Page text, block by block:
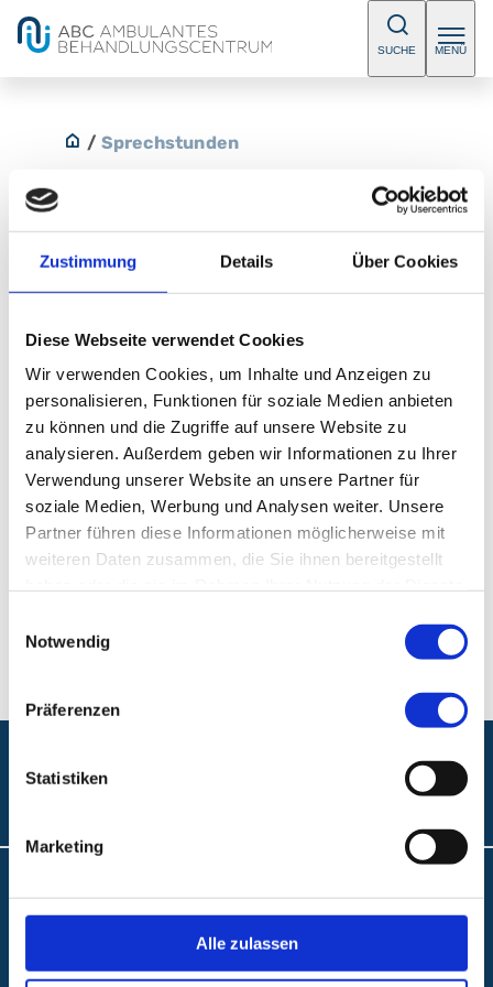
Zustimmung Details Über Cookies
Diese Webseite verwendet Cookies
Wir verwenden Cookies, um Inhalte und Anzeigen zu
personalisieren, Funktionen für soziale Medien anbieten
zu können und die Zugriffe auf unsere Website zu
analysieren. Außerdem geben wir Informationen zu Ihrer
Verwendung unserer Website an unsere Partner für
soziale Medien, Werbung und Analysen weiter. Unsere
Partner führen diese Informationen möglicherweise mit
weiteren Daten zusammen, die Sie ihnen bereitgestellt
Notwendig
Präferenzen
Statistiken
Marketing
Alle zulassen
SUCHE MENÜ
/ Sprechstunden
Geriatrie, Campus Nord
E-Mail: abc@klinikum-nuernberg.de
+49 (0) 911 398 959 0
Ambulantes BehandlungsCentrum Klinikum
Nürnberg, Campus Nord
Ambulantes BehandlungsCentrum, Klinikum
Nürnberg, Campus Nord
Folgen Sie uns:
Barrierefreiheit
Interne Meldestelle
Impressum